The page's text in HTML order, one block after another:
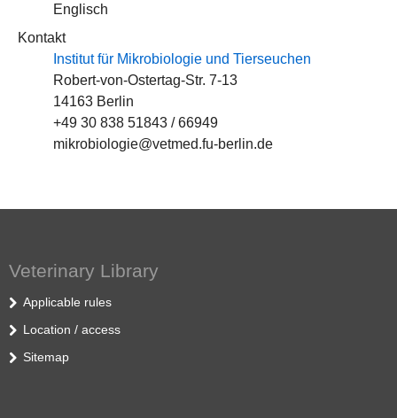
Englisch
Kontakt
Institut für Mikrobiologie und Tierseuchen
Robert-von-Ostertag-Str. 7-13
14163 Berlin
+49 30 838 51843 / 66949
mikrobiologie@vetmed.fu-berlin.de
Veterinary Library
Applicable rules
Location / access
Sitemap